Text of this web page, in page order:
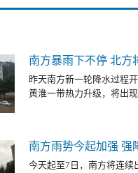
南方暴雨下不停 北方
昨天南方新一轮降水过程
黄淮一带热力升级，将出
南方雨势今起加强 强
今天起至7日，南方将连续